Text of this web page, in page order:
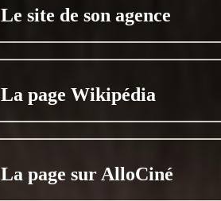
Le site de son agence
La page Wikipédia
La page sur AlloCiné